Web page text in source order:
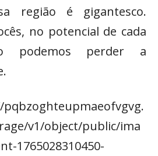
região é gigantesco.
no potencial de cada
podemos perder a
pqbzoghteupmaeofvgvg.
v1/object/public/ima
1765028310450-